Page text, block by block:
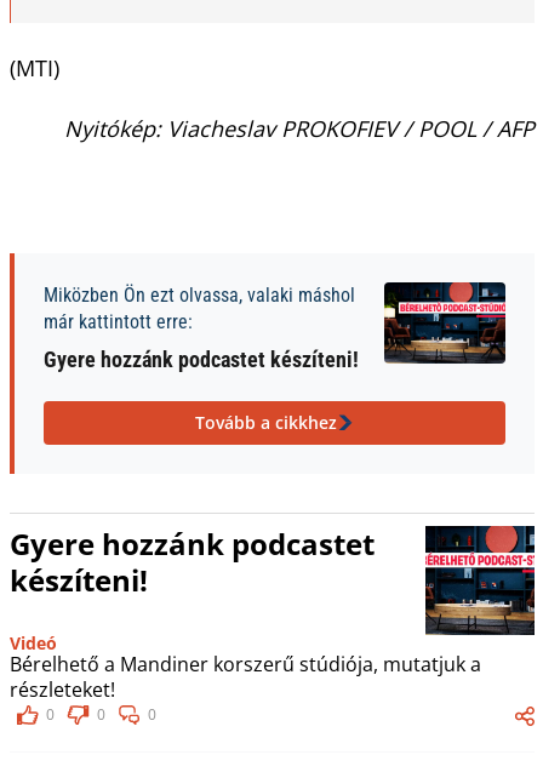
(MTI)
Nyitókép: Viacheslav PROKOFIEV / POOL / AFP
Miközben Ön ezt olvassa, valaki máshol
már kattintott erre:
Gyere hozzánk podcastet készíteni!
Tovább a cikkhez
Gyere hozzánk podcastet
készíteni!
Videó
Bérelhető a Mandiner korszerű stúdiója, mutatjuk a
részleteket!
0 0 0